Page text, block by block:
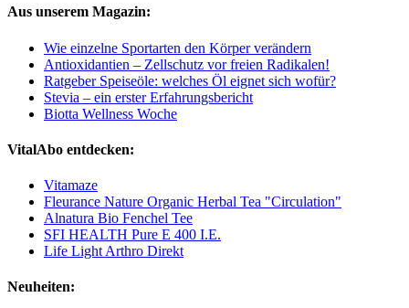
Aus unserem Magazin:
Wie einzelne Sportarten den Körper verändern
Antioxidantien – Zellschutz vor freien Radikalen!
Ratgeber Speiseöle: welches Öl eignet sich wofür?
Stevia – ein erster Erfahrungsbericht
Biotta Wellness Woche
VitalAbo entdecken:
Vitamaze
Fleurance Nature Organic Herbal Tea "Circulation"
Alnatura Bio Fenchel Tee
SFI HEALTH Pure E 400 I.E.
Life Light Arthro Direkt
Neuheiten: